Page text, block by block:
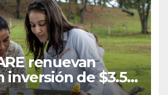
renuevan
inversión de $3.5